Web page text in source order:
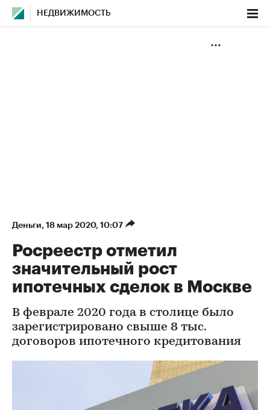
НЕДВИЖИМОСТЬ
Деньги⁠, 18 мар 2020, 10:07
Росреестр отметил
значительный рост
ипотечных сделок в Москве
В феврале 2020 года в столице было
зарегистрировано свыше 8 тыс.
договоров ипотечного кредитования